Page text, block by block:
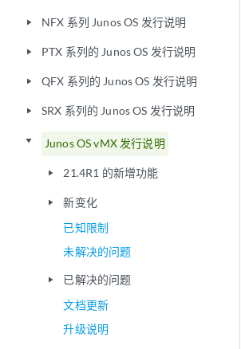
play_arrow NFX 系列 Junos OS 发行说明
play_arrow PTX 系列的 Junos OS 发行说明
play_arrow QFX 系列的 Junos OS 发行说明
play_arrow SRX 系列的 Junos OS 发行说明
play_arrow Junos OS vMX 发行说明
play_arrow 21.4R1 的新增功能
play_arrow
新变化
已知限制
未解决的问题
play_arrow
已解决的问题
文档更新
升级说明